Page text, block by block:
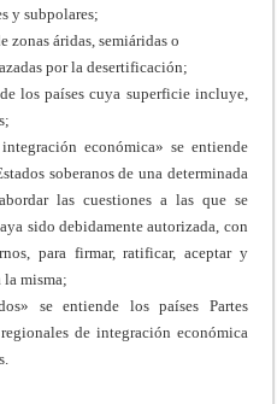
y subpolares;
zonas áridas, semiáridas o
por la desertificación;
los países cuya superficie incluye,
económica» se entiende
soberanos de una determinada
las cuestiones a las que se
sido debidamente autorizada, con
para firmar, ratificar, aceptar y
la misma;
se entiende los países Partes
de integración económica